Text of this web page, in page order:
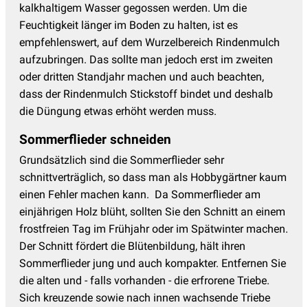
kalkhaltigem Wasser gegossen werden. Um die
Feuchtigkeit länger im Boden zu halten, ist es
empfehlenswert, auf dem Wurzelbereich Rindenmulch
aufzubringen. Das sollte man jedoch erst im zweiten
oder dritten Standjahr machen und auch beachten,
dass der Rindenmulch Stickstoff bindet und deshalb
die Düngung etwas erhöht werden muss.
Sommerflieder schneiden
Grundsätzlich sind die Sommerflieder sehr
schnittverträglich, so dass man als Hobbygärtner kaum
einen Fehler machen kann. Da Sommerflieder am
einjährigen Holz blüht, sollten Sie den Schnitt an einem
frostfreien Tag im Frühjahr oder im Spätwinter machen.
Der Schnitt fördert die Blütenbildung, hält ihren
Sommerflieder jung und auch kompakter. Entfernen Sie
die alten und - falls vorhanden - die erfrorene Triebe.
Sich kreuzende sowie nach innen wachsende Triebe